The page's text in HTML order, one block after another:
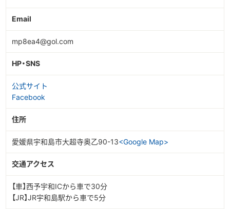
Email
mp8ea4@gol.com
HP・SNS
公式サイト
Facebook
住所
愛媛県宇和島市大超寺奥乙90-13<Google Map>
交通アクセス
【車】西予宇和ICから車で30分
【JR】JR宇和島駅から車で5分